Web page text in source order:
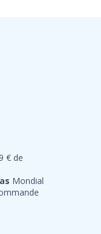
€ de
Mondial